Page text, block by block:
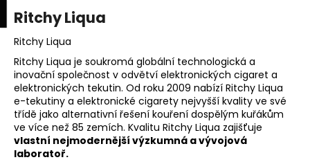
Přejít
na
obsah
Ritchy Liqua
Ritchy Liqua
Ritchy Liqua je soukromá globální technologická a
inovační společnost v odvětví elektronických cigaret a
elektronických tekutin. Od roku 2009 nabízí Ritchy Liqua
e-tekutiny a elektronické cigarety nejvyšší kvality ve své
třídě jako alternativní řešení kouření dospělým kuřákům
ve více než 85 zemích. Kvalitu Ritchy Liqua zajišťuje
vlastní nejmodernější výzkumná a vývojová
laboratoř.
o Zpět
Zpět
C
o
p
o
t